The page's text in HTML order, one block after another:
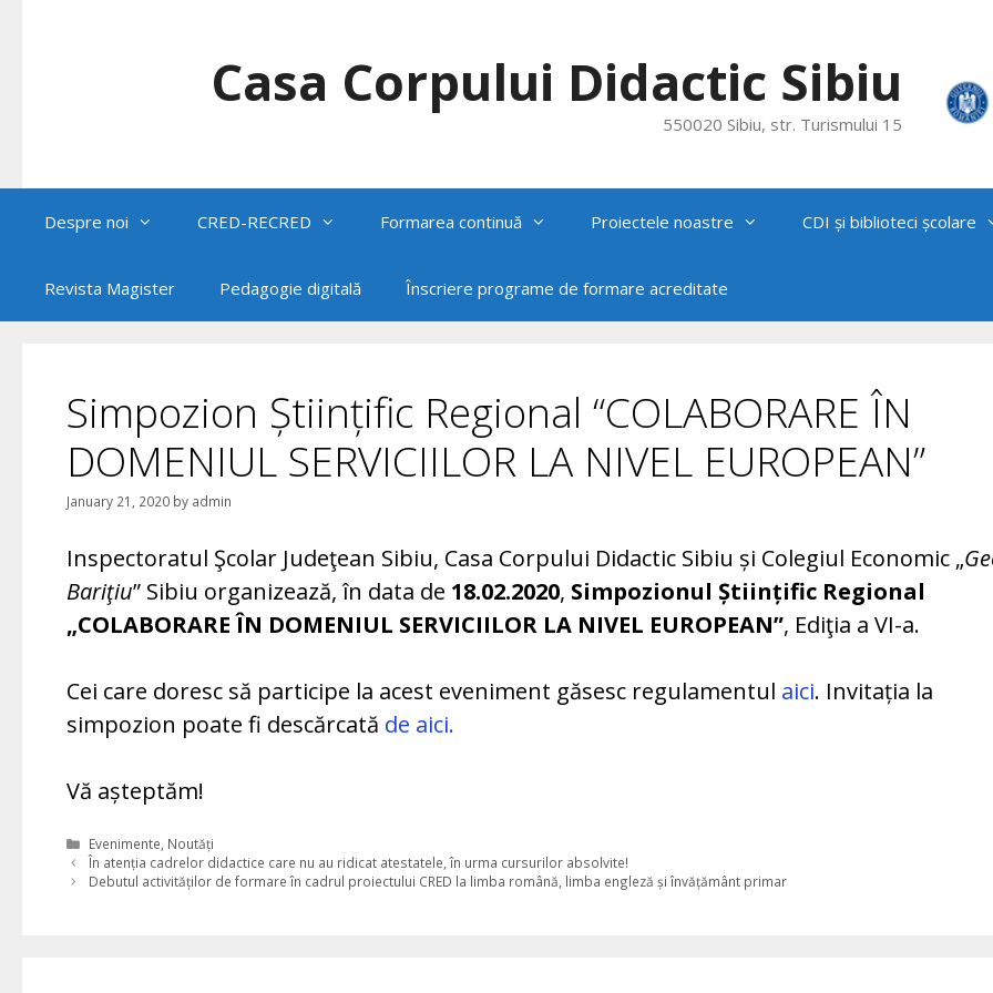
Casa Corpului Didactic Sibiu
550020 Sibiu, str. Turismului 15
Despre noi CRED-RECRED Formarea continuă Proiectele noastre CDI și biblioteci școlare
Revista Magister Pedagogie digitală Înscriere programe de formare acreditate
Simpozion Științific Regional “COLABORARE ÎN
DOMENIUL SERVICIILOR LA NIVEL EUROPEAN”
January 21, 2020 by admin
Inspectoratul Şcolar Judeţean Sibiu, Casa Corpului Didactic Sibiu și Colegiul Economic „
Bariţiu” Sibiu organizează, în data de 18.02.2020, Simpozionul Științific Regional
„COLABORARE ÎN DOMENIUL SERVICIILOR LA NIVEL EUROPEAN”, Ediţia a VI-a.
Cei care doresc să participe la acest eveniment găsesc regulamentul aici. Invitația la
simpozion poate fi descărcată de aici.
Vă așteptăm!
Categories
Evenimente Noutăți
În atenția cadrelor didactice care nu au ridicat atestatele, în urma cursurilor absolvite!
Debutul activităților de formare în cadrul proiectului CRED la limba română, limba engleză și învățământ primar